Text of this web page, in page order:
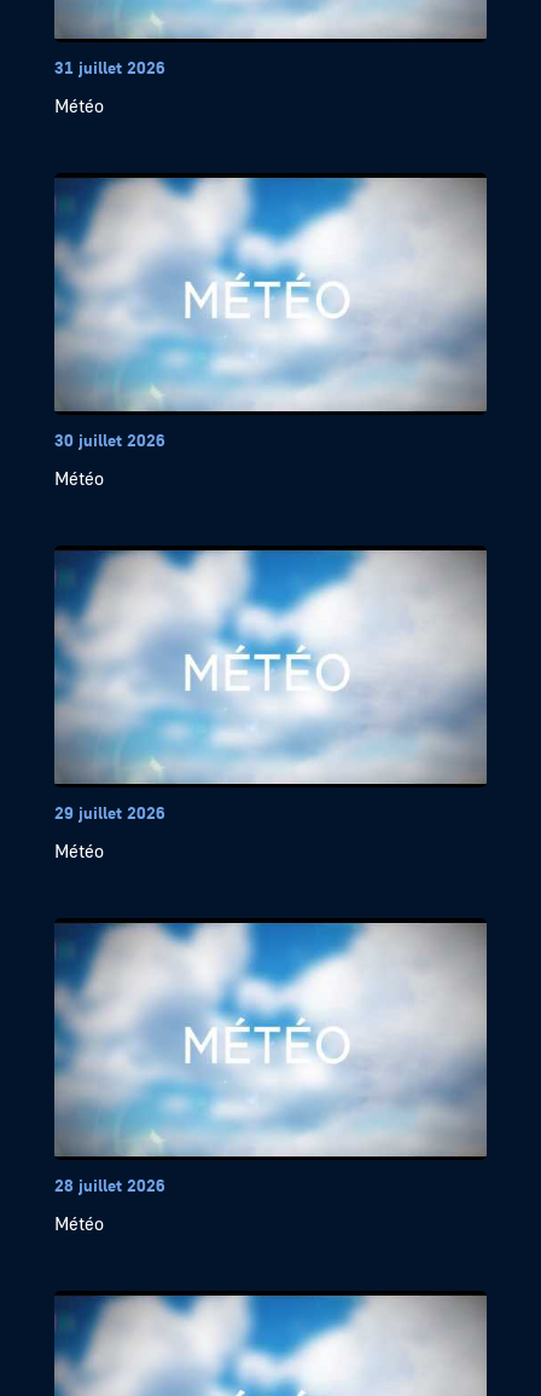
31 juillet 2026
Météo
30 juillet 2026
Météo
29 juillet 2026
Météo
28 juillet 2026
Météo